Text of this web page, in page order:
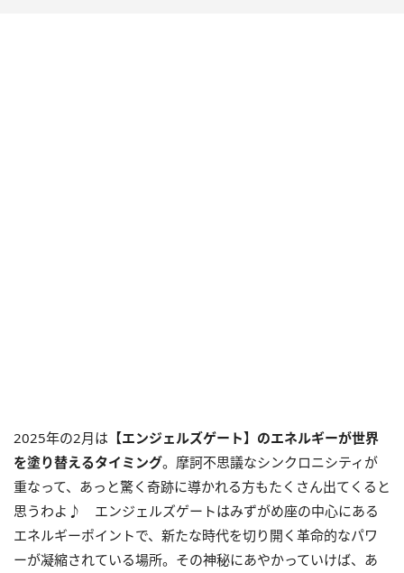
2025年の2月は 【エンジェルズゲート】のエネルギーが世界
を塗り替えるタイミング。摩訶不思議なシンクロニシティが
重なって、あっと驚く奇跡に導かれる方もたくさん出てくると
思うわよ♪ エンジェルズゲートはみずがめ座の中心にある
エネルギーポイントで、新たな時代を切り開く革命的なパワ
ーが凝縮されている場所。その神秘にあやかっていけば、あ